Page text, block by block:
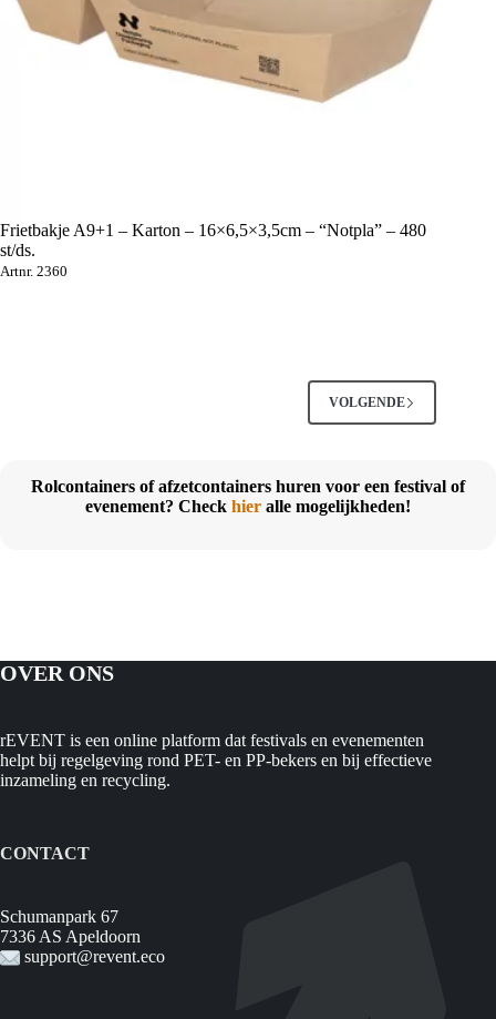
Frietbakje A9+1 – Karton – 16×6,5×3,5cm – “Notpla” – 480
st/ds.
Artnr. 2360
VOLGENDE
Rolcontainers of afzetcontainers huren voor een festival of
evenement? Check hier alle mogelijkheden!
OVER ONS
rEVENT is een online platform dat festivals en evenementen
helpt bij regelgeving rond PET- en PP-bekers en bij effectieve
inzameling en recycling.
CONTACT
Schumanpark 67
7336 AS Apeldoorn
support@revent.eco